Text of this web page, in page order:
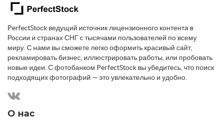
PerfectStock ведущий источник лицензионного контента в
России и странах СНГ с тысячами пользователей по всему
миру. С нами вы сможете легко оформить красивый сайт,
рекламировать бизнес, иллюстрировать работы, или пробовать
новые идеи. С фотобанком PerfectStock вы убедитесь, что поиск
подходящих фотографий — это увлекательно и удобно.
О нас